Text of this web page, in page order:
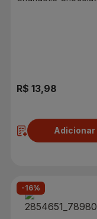
R$ 13,98
Adicionar
-16%